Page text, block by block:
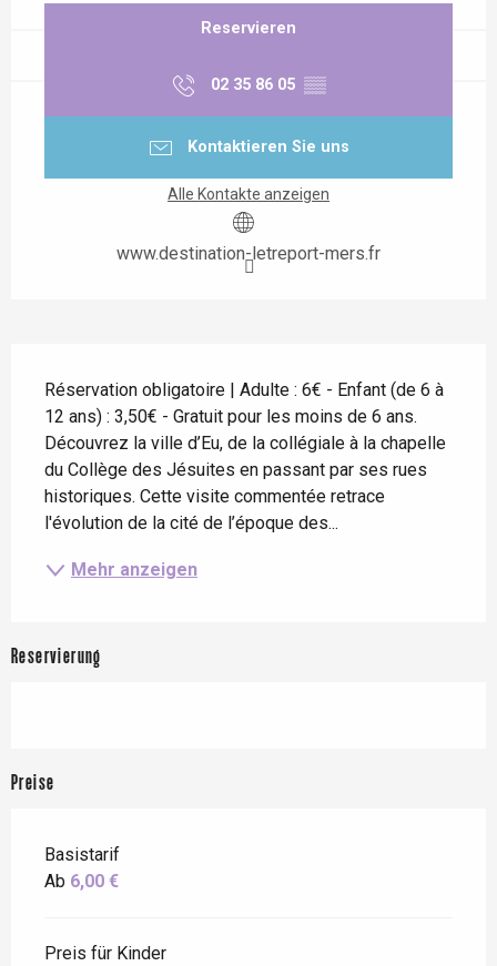
Reservieren
02 35 86 05 ▒▒
Kontaktieren Sie uns
Alle Kontakte anzeigen
www.destination-letreport-mers.fr
Réservation obligatoire | Adulte : 6€ - Enfant (de 6 à
12 ans) : 3,50€ - Gratuit pour les moins de 6 ans.
Découvrez la ville d’Eu, de la collégiale à la chapelle
du Collège des Jésuites en passant par ses rues
historiques. Cette visite commentée retrace
l'évolution de la cité de l’époque des...
Mehr anzeigen
Reservierung
Preise
Basistarif
Ab 6,00 €
Preis für Kinder